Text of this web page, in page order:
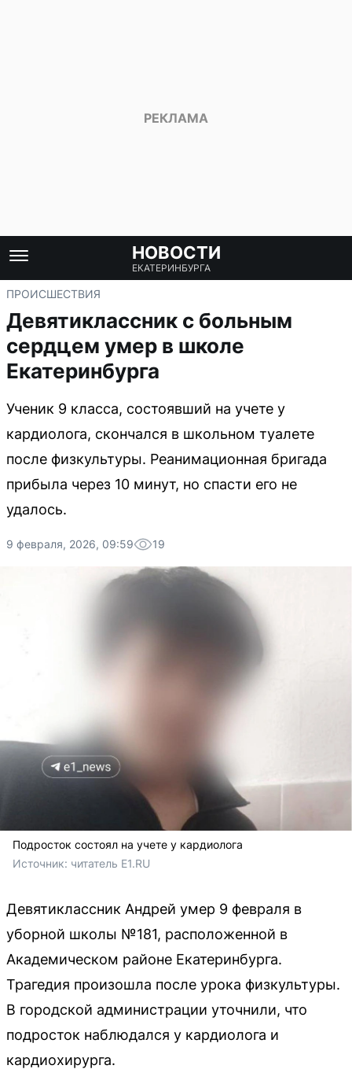
НОВОСТИ
ЕКАТЕРИНБУРГА
ПРОИСШЕСТВИЯ
Девятиклассник с больным
сердцем умер в школе
Екатеринбурга
Ученик 9 класса, состоявший на учете у
кардиолога, скончался в школьном туалете
после физкультуры. Реанимационная бригада
прибыла через 10 минут, но спасти его не
удалось.
9 февраля, 2026, 09:59 19
Подросток состоял на учете у кардиолога
Источник: читатель E1.RU
Девятиклассник Андрей умер 9 февраля в
уборной школы №181, расположенной в
Академическом районе Екатеринбурга.
Трагедия произошла после урока физкультуры.
В городской администрации уточнили, что
подросток наблюдался у кардиолога и
кардиохирурга.